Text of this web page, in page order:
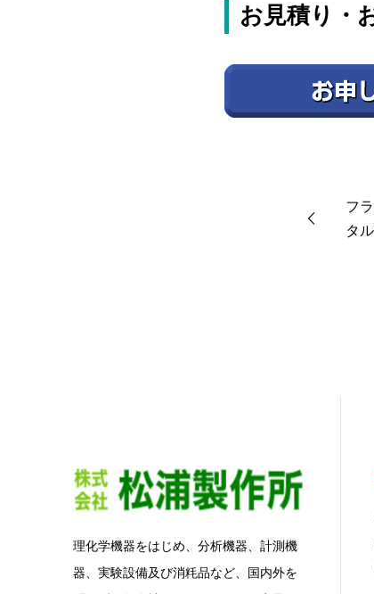
お見積り・
フ
タ
理化学機器をはじめ、分析機器、計測機
器、実験設備及び消粍品など、国内外を